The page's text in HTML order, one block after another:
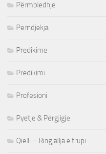
Përmbledhje
Perndjekja
Predikime
Predikimi
Profesioni
Pyetje & Përgjigje
Qielli – Ringjallja e trupi